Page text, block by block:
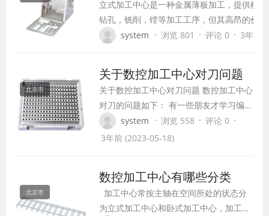
立式加工中心是一种金属薄板加工，提供模
钻孔，铣削，镗等加工工序，但其高昂的价
统的手动操作机床高得多，因此需要加工中
立式加工技术中心…
system · 浏览 801 · 评论 0 · 3年前
北京市
关于数控加工中心对刀问题
关于数控加工中心对刀问题 数控加工中心
对刀的问题如下： 有一些朋友才学习编程
这一行，有很多问题不太清楚，比如说关
于数控加工中心对刀的问题，最近一个朋
为绝对坐标的参考点 适切左边的值就是Y
坐标的值 试切下边的值就是X坐标的值
是…
system · 浏览 558 · 评论 0 ·
3年前 (2023-05-18)
北京市
数控加工中心有哪些分类
加工中心常按主轴在空间所处的状态分
为立式加工中心和卧式加工中心，加工中